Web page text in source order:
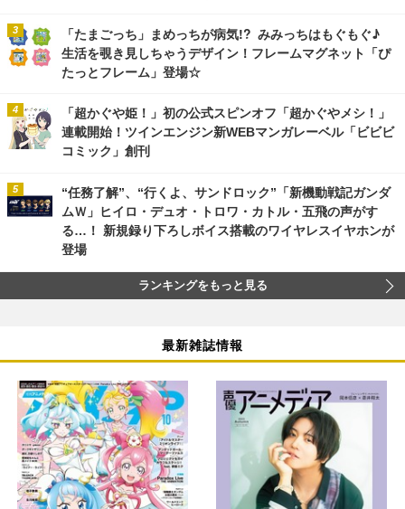
「たまごっち」まめっちが病気!? みみっちはもぐもぐ♪
生活を覗き見しちゃうデザイン！フレームマグネット「ぴ
たっとフレーム」登場☆
「超かぐや姫！」初の公式スピンオフ「超かぐやメシ！」
連載開始！ツインエンジン新WEBマンガレーベル「ビビビ
コミック」創刊
“任務了解”、“行くよ、サンドロック”「新機動戦記ガンダ
ムＷ」ヒイロ・デュオ・トロワ・カトル・五飛の声がす
る…！ 新規録り下ろしボイス搭載のワイヤレスイヤホンが
登場
ランキングをもっと見る
最新雑誌情報